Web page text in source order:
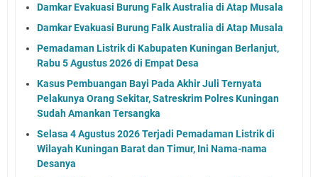
Damkar Evakuasi Burung Falk Australia di Atap Musala
Damkar Evakuasi Burung Falk Australia di Atap Musala
Pemadaman Listrik di Kabupaten Kuningan Berlanjut,
Rabu 5 Agustus 2026 di Empat Desa
Kasus Pembuangan Bayi Pada Akhir Juli Ternyata
Pelakunya Orang Sekitar, Satreskrim Polres Kuningan
Sudah Amankan Tersangka
Selasa 4 Agustus 2026 Terjadi Pemadaman Listrik di
Wilayah Kuningan Barat dan Timur, Ini Nama-nama
Desanya